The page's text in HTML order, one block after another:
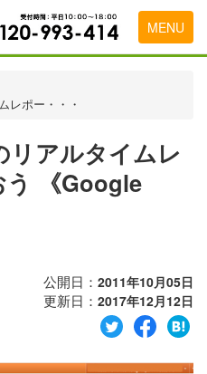
MENU
レポー・・・
リアルタイムレ
《Google
公開日： 2011年10月05日
更新日： 2017年12月12日